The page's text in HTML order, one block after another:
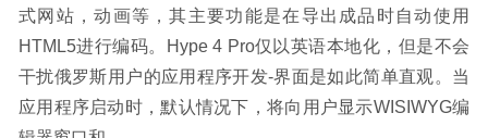
式网站，动画等，其主要功能是在导出成品时自动使用
HTML5进行编码。Hype 4 Pro仅以英语本地化，但是不会
干扰俄罗斯用户的应用程序开发-界面是如此简单直观。当
应用程序启动时，默认情况下，将向用户显示WISIWYG编